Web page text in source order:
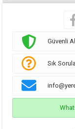
Güvenli
Sık